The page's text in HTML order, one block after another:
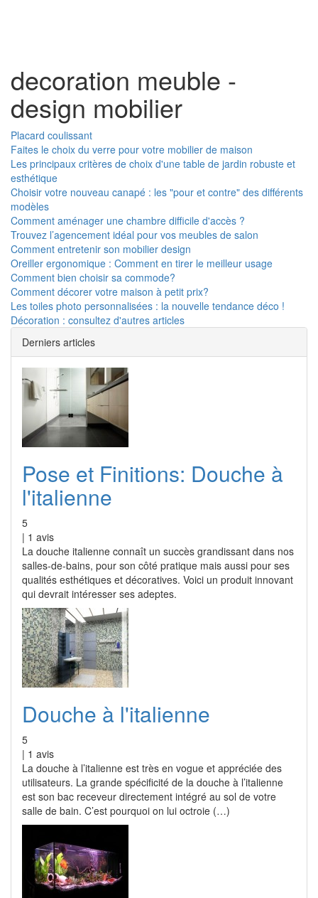
decoration meuble -
design mobilier
Placard coulissant
Faites le choix du verre pour votre mobilier de maison
Les principaux critères de choix d'une table de jardin robuste et
esthétique
Choisir votre nouveau canapé : les "pour et contre" des différents
modèles
Comment aménager une chambre difficile d'accès ?
Trouvez l’agencement idéal pour vos meubles de salon
Comment entretenir son mobilier design
Oreiller ergonomique : Comment en tirer le meilleur usage
Comment bien choisir sa commode?
Comment décorer votre maison à petit prix?
Les toiles photo personnalisées : la nouvelle tendance déco !
Décoration : consultez d'autres articles
Derniers articles
Pose et Finitions: Douche à
l'italienne
5
| 1 avis
La douche italienne connaît un succès grandissant dans nos
salles-de-bains, pour son côté pratique mais aussi pour ses
qualités esthétiques et décoratives. Voici un produit innovant
qui devrait intéresser ses adeptes.
Douche à l'italienne
5
| 1 avis
La douche à l’italienne est très en vogue et appréciée des
utilisateurs. La grande spécificité de la douche à l’italienne
est son bac receveur directement intégré au sol de votre
salle de bain. C’est pourquoi on lui octroie (…)